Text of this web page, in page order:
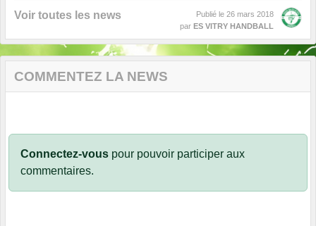
Voir toutes les news Publié le 26 mars 2018
par ES VITRY HANDBALL
COMMENTEZ LA NEWS
Connectez-vous pour pouvoir participer aux
commentaires.